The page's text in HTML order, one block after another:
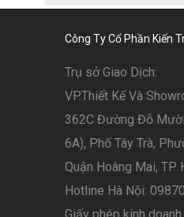
Công Ty Cổ Phần Kiến
Trụ sở Giao Dịch:
VP.Thiết Kế Và
362C Đường Đỗ
6A), Phố Tây Trà,
Quận Hoàng Mai, TP
Hotline Hà Nội: